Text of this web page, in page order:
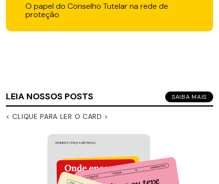
O papel do Conselho Tutelar na rede de
proteção
LEIA NOSSOS POSTS SAIBA MAIS
< CLIQUE PARA LER O CARD >